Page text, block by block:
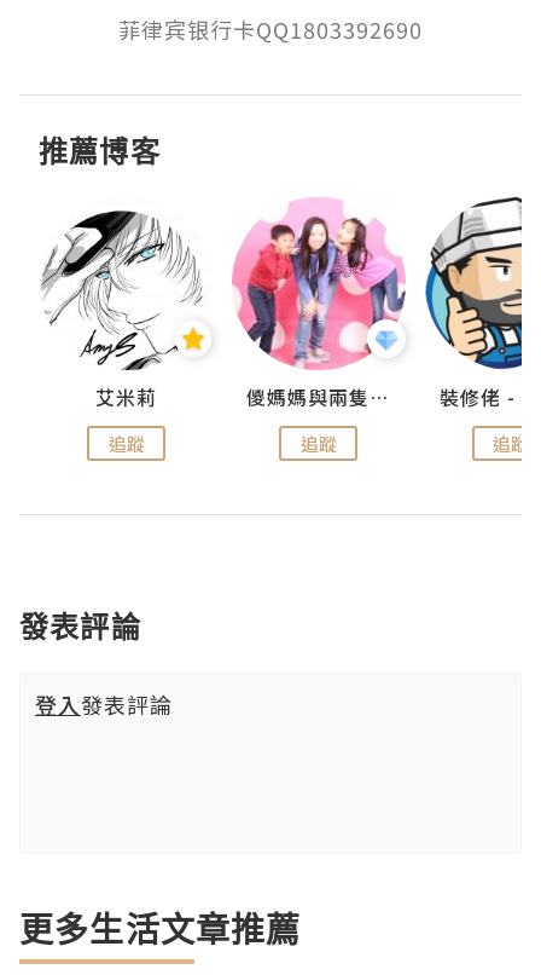
菲律宾银行卡QQ1803392690
推薦博客
艾米莉
追蹤
儍媽媽與兩隻小魔怪之家
追蹤 追蹤
發表評論
登入發表評論
更多生活文章推薦